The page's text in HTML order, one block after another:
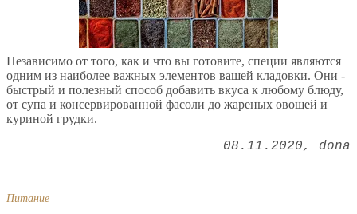
Независимо от того, как и что вы готовите, специи являются
одним из наиболее важных элементов вашей кладовки. Они -
быстрый и полезный способ добавить вкуса к любому блюду,
от супа и консервированной фасоли до жареных овощей и
куриной грудки.
08.11.2020 dona
Питание